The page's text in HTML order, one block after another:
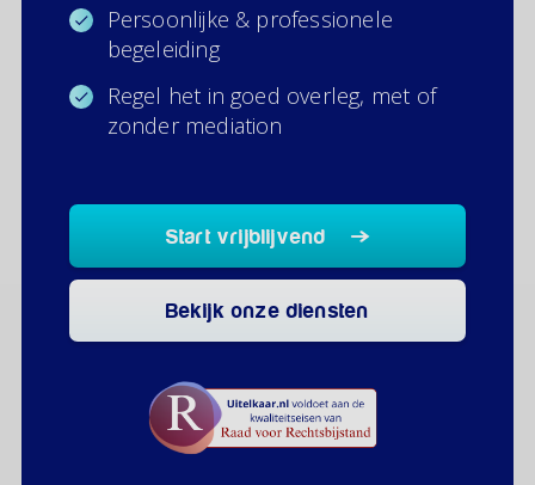
Persoonlijke & professionele
begeleiding
Regel het in goed overleg, met of
zonder mediation
Start vrijblijvend
Bekijk onze diensten